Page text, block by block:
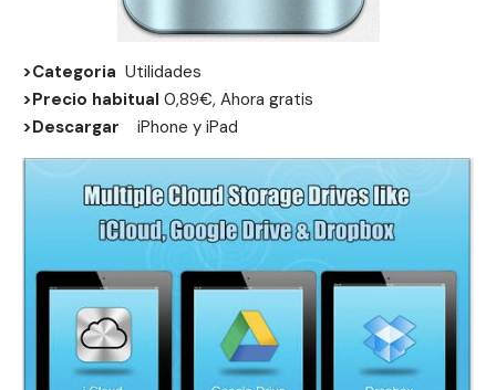
>Categoria Utilidades
>Precio habitual 0,89€, Ahora gratis
>Descargar iPhone y iPad